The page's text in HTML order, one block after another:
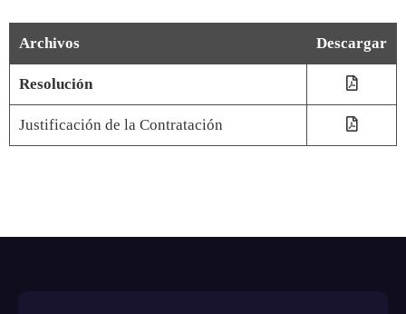
Archivos Descargar
Resolución
Justificación de la Contratación